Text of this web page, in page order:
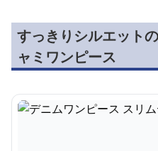
すっきりシルエット
ャミワンピース